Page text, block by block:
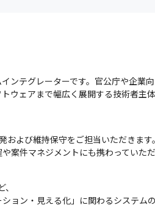
ンテグレーターです。官公庁や企業
ウェアまで幅広く展開する技術者主体
よび維持保守をご担当いただきます。
案件マネジメントにも携わっていただ
ョン・見える化」に関わるシステム